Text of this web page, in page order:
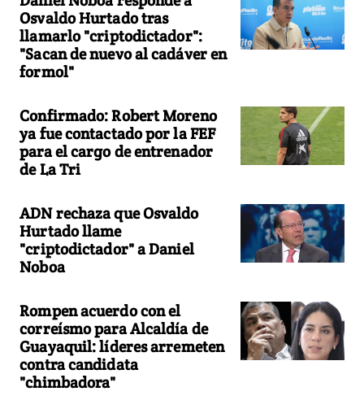
Osvaldo Hurtado tras
llamarlo "criptodictador":
"Sacan de nuevo al cadáver en
formol"
Confirmado: Robert Moreno
ya fue contactado por la FEF
para el cargo de entrenador
de La Tri
ADN rechaza que Osvaldo
Hurtado llame
"criptodictador" a Daniel
Noboa
Rompen acuerdo con el
correísmo para Alcaldía de
Guayaquil: líderes arremeten
contra candidata
"chimbadora"